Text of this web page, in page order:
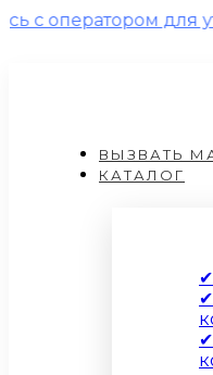
для
ВЫЗВАТЬ
КАТАЛОГ